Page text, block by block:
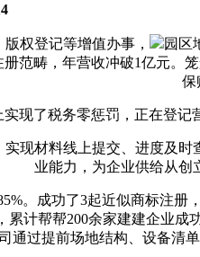
权登记等增值办事，
园区
范畴，年营收冲破1亿元
保
了税务零惩罚，正在登记
材料线上提交、进度及时
业能力，为企业供给从创
成功了3起近似商标注册
计帮帮200余家建建企业
通过提前场地结构、设备清